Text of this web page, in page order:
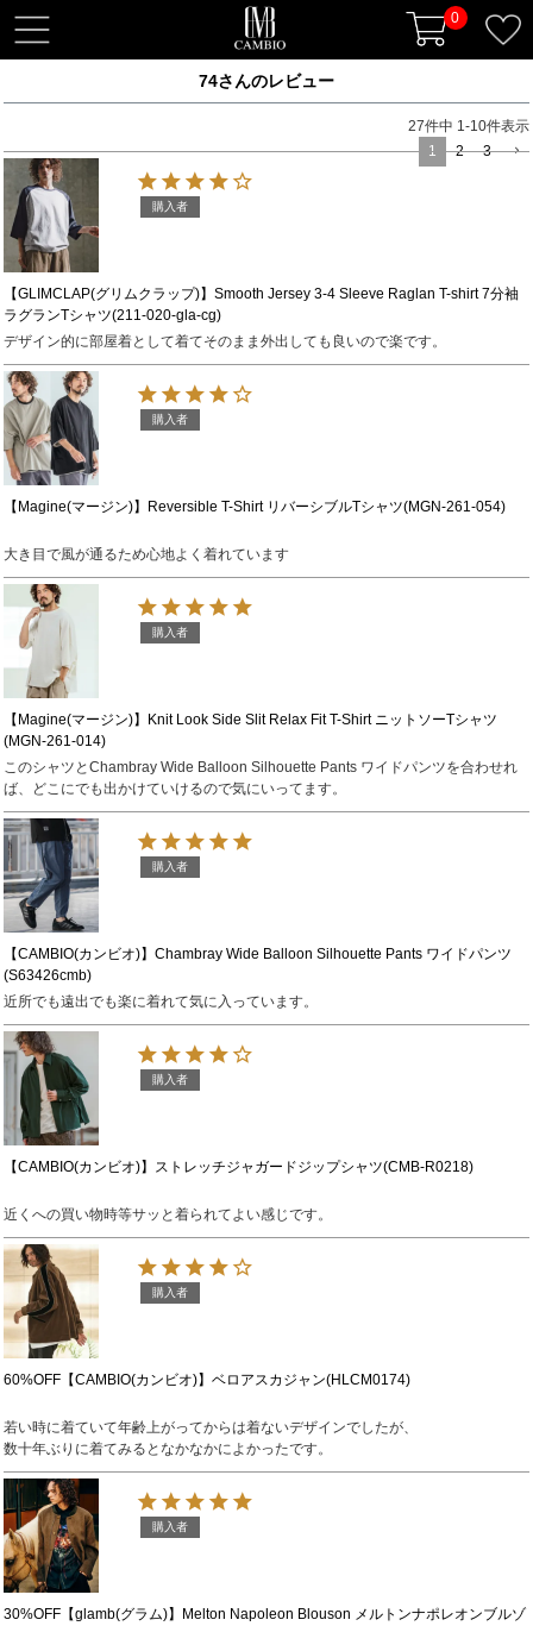
0
t
o
l
e
n
a
v
i
g
a
t
i
o
n
74さんのレビュー
27件中 1-10件表示
1
2 3
【GLIMCLAP(グリムクラップ)】Smooth Jersey 3-4 Sleeve Raglan T-shirt 7分袖
ラグランTシャツ(211-020-gla-cg)
購入者
デザイン的に部屋着として着てそのまま外出しても良いので楽です。
【Magine(マージン)】Reversible T-Shirt リバーシブルTシャツ(MGN-261-054)
購入者
大き目で風が通るため心地よく着れています
【Magine(マージン)】Knit Look Side Slit Relax Fit T-Shirt ニットソーTシャツ
(MGN-261-014)
購入者
このシャツとChambray Wide Balloon Silhouette Pants ワイドパンツを合わせれ
ば、どこにでも出かけていけるので気にいってます。
【CAMBIO(カンビオ)】Chambray Wide Balloon Silhouette Pants ワイドパンツ
(S63426cmb)
購入者
近所でも遠出でも楽に着れて気に入っています。
【CAMBIO(カンビオ)】ストレッチジャガードジップシャツ(CMB-R0218)
購入者
近くへの買い物時等サッと着られてよい感じです。
60%OFF【CAMBIO(カンビオ)】ベロアスカジャン(HLCM0174)
購入者
若い時に着ていて年齢上がってからは着ないデザインでしたが、
30%OFF【glamb(グラム)】Melton Napoleon Blouson メルトンナポレオンブルゾ
購入者